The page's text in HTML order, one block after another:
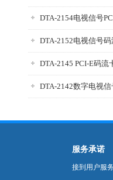
DTA-2154电视信号
DTA-2152电视信号
DTA-2145 PCI-E码流
DTA-2142数字电视
服务承诺
接到用户服